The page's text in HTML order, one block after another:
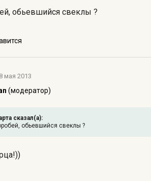
обьевшийся свеклы ?
мая 2013
(модератор)
сказал(а):
обьевшийся свеклы ?